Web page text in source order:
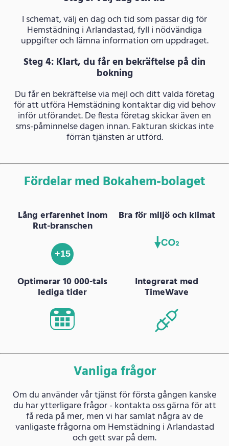
I schemat, välj en dag och tid som passar dig för
Hemstädning i Arlandastad, fyll i nödvändiga
uppgifter och lämna information om uppdraget.
Steg 4: Klart, du får en bekräftelse på din
bokning
Du får en bekräftelse via mejl och ditt valda företag
för att utföra Hemstädning kontaktar dig vid behov
inför utförandet. De flesta företag skickar även en
sms-påminnelse dagen innan. Fakturan skickas inte
förrän tjänsten är utförd.
Fördelar med Bokahem-bolaget
Lång erfarenhet inom
Rut-branschen
+15
Bra för miljö och klimat
Optimerar 10 000-tals
lediga tider
Integrerat med
TimeWave
Vanliga frågor
Om du använder vår tjänst för första gången kanske
du har ytterligare frågor - kontakta oss gärna för att
få reda på mer, men vi har samlat några av de
vanligaste frågorna om Hemstädning i Arlandastad
och gett svar på dem.